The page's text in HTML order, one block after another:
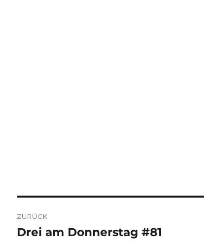
ZURÜCK
Vorheriger
Drei am Donnerstag #81